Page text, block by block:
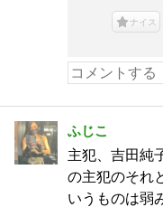
ナイス
ふじこ
主犯、吉田純
の主犯のそれ
いうものは弱